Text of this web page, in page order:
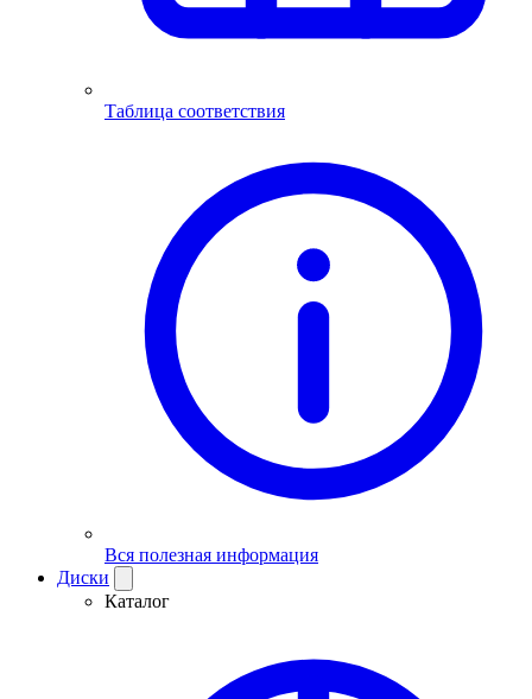
Таблица соответствия
Вся полезная информация
Диски
Каталог